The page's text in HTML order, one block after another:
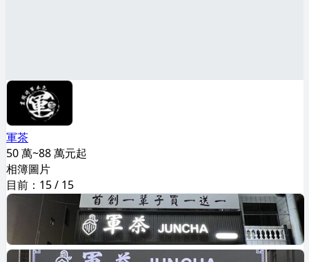
軍茶
50 萬~88 萬元起
相簿圖片
目前： 15/ 15